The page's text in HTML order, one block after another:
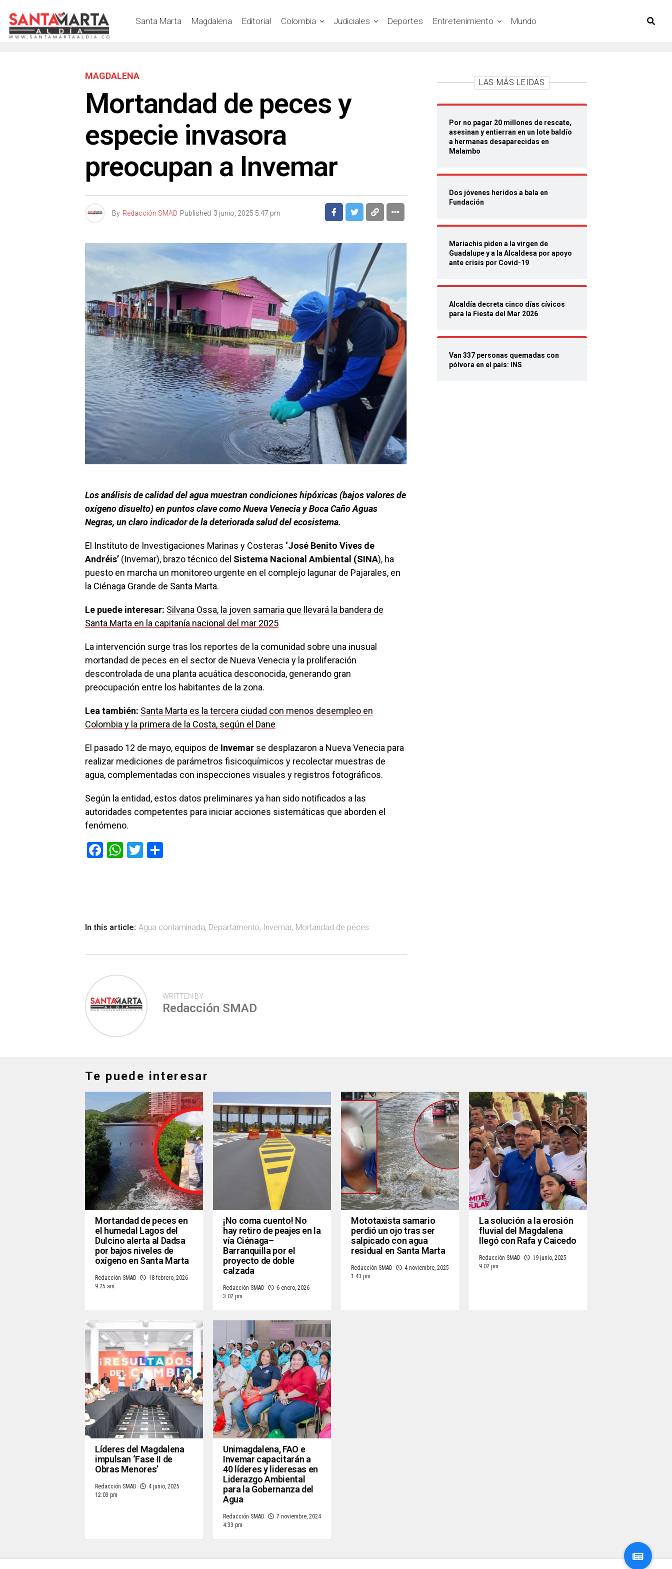
Santa Marta Magdalena Editorial Colombia Judiciales Deportes Entretenimiento Mundo
MAGDALENA
Mortandad de peces y
especie invasora
preocupan a Invemar
By Redacción SMAD Published 3 junio, 2025 5:47 pm
Los análisis de calidad del agua muestran condiciones hipóxicas (bajos valores de
oxígeno disuelto) en puntos clave como Nueva Venecia y Boca Caño Aguas
Negras, un claro indicador de la deteriorada salud del ecosistema.
El Instituto de Investigaciones Marinas y Costeras ‘José Benito Vives de
Andréis’ (Invemar), brazo técnico del Sistema Nacional Ambiental (SINA), ha
puesto en marcha un monitoreo urgente en el complejo lagunar de Pajarales, en
la Ciénaga Grande de Santa Marta.
Le puede interesar: Silvana Ossa, la joven samaria que llevará la bandera de
Santa Marta en la capitanía nacional del mar 2025
La intervención surge tras los reportes de la comunidad sobre una inusual
mortandad de peces en el sector de Nueva Venecia y la proliferación
descontrolada de una planta acuática desconocida, generando gran
preocupación entre los habitantes de la zona.
Lea también: Santa Marta es la tercera ciudad con menos desempleo en
Colombia y la primera de la Costa, según el Dane
El pasado 12 de mayo, equipos de Invemar se desplazaron a Nueva Venecia para
realizar mediciones de parámetros fisicoquímicos y recolectar muestras de
agua, complementadas con inspecciones visuales y registros fotográficos.
Según la entidad, estos datos preliminares ya han sido notificados a las
autoridades competentes para iniciar acciones sistemáticas que aborden el
fenómeno.
F
ok
W
p
T
tir
In this article: Agua contaminada, Departamento, Invemar, Mortandad de peces
WRITTEN BY
Redacción SMAD
LAS MÁS LEIDAS
Por no pagar 20 millones de rescate,
asesinan y entierran en un lote baldío
a hermanas desaparecidas en
Malambo
Dos jóvenes heridos a bala en
Fundación
Mariachis piden a la virgen de
Guadalupe y a la Alcaldesa por apoyo
ante crisis por Covid-19
Alcaldía decreta cinco días cívicos
para la Fiesta del Mar 2026
Van 337 personas quemadas con
pólvora en el país: INS
Te puede interesar
Mortandad de peces en
el humedal Lagos del
Dulcino alerta al Dadsa
por bajos niveles de
oxígeno en Santa Marta
Redacción SMAD
18 febrero, 2026
9:25 am
¡No coma cuento! No
hay retiro de peajes en la
vía Ciénaga–
Barranquilla por el
proyecto de doble
calzada
Redacción SMAD
6 enero, 2026
3:02 pm
Mototaxista samario
perdió un ojo tras ser
salpicado con agua
residual en Santa Marta
Redacción SMAD
4 noviembre, 2025
1:43 pm
La solución a la erosión
fluvial del Magdalena
llegó con Rafa y Caicedo
Redacción SMAD
19 junio, 2025
9:02 pm
Líderes del Magdalena
impulsan ‘Fase II de
Obras Menores’
Redacción SMAD
4 junio, 2025
12:03 pm
Unimagdalena, FAO e
Invemar capacitarán a
40 líderes y lideresas en
Liderazgo Ambiental
para la Gobernanza del
Agua
Redacción SMAD
7 noviembre, 2024
4:33 pm